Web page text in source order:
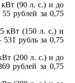
(90 л. с.) и до
рублей за 0,75
кВт (150 л. с.) и
рубль за 0,75
(200 л. с.) и до
рублей за 0,75